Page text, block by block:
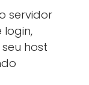
servidor
host